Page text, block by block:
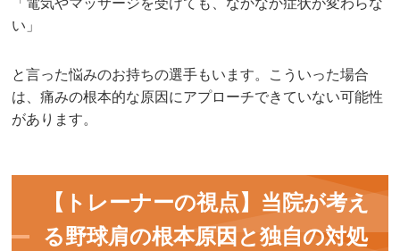
「電気やマッサージを受けても、なかなか症状が変わらな
い」
と言った悩みのお持ちの選手もいます。こういった場合
は、痛みの根本的な原因にアプローチできていない可能性
があります。
【トレーナーの視点】当院が考え
る野球肩の根本原因と独自の対処